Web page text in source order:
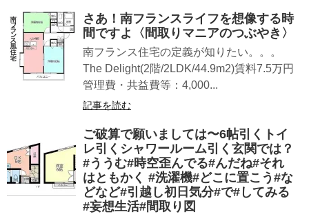
さあ！南フランスライフを想像する時
間ですよ〈間取りマニアのつぶやき〉
南フランス住宅の定義が知りたい。。。
The Delight(2階/2LDK/44.9m2)賃料7.5万円
管理費・共益費等：4,000...
記事を読む
ご破算で願いましては〜6帖引くトイ
レ引くシャワールーム引く玄関では？
#ううむ#時空歪んでる#んだね#それ
はともかく #洗濯機#どこに置こう#な
どなど#引越し初日気分#で#してみる
#妄想生活#間取り図